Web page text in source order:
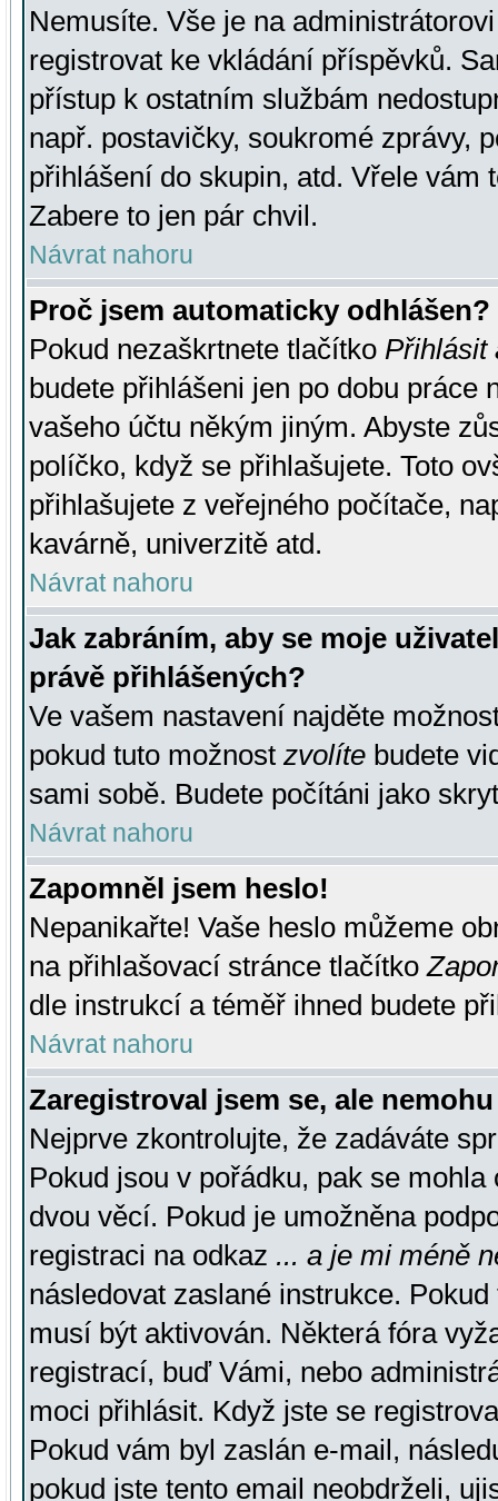
Nemusíte. Vše je na
registrovat ke vkládání příspěvků.
přístup k ostatním službám
např. postavičky, soukromé zprávy,
přihlášení do skupin, atd. Vřele vám
Zabere to jen pár chvil.
Návrat nahoru
Proč jsem automaticky odhlášen?
Pokud nezaškrtnete tlačítko Přihlásit
budete přihlášeni jen po dobu práce
vašeho účtu někým jiným. Abyste
políčko, když se přihlašujete. Toto
přihlašujete z veřejného počítače,
kavárně, univerzitě atd.
Návrat nahoru
Jak zabráním, aby se moje
právě přihlášených?
Ve vašem nastavení najděte
pokud tuto možnost zvolíte budete
sami sobě. Budete počítáni jako
Návrat nahoru
Zapomněl jsem heslo!
Nepanikařte! Vaše heslo můžeme
na přihlašovací stránce tlačítko
dle instrukcí a téměř ihned budete
Návrat nahoru
Zaregistroval jsem se, ale
Nejprve zkontrolujte, že zadáváte
Pokud jsou v pořádku, pak se
dvou věcí. Pokud je umožněna
registraci na odkaz ... a je mi méně
následovat zaslané instrukce.
musí být aktivován. Některá fóra
registrací, buď Vámi, nebo
moci přihlásit. Když jste se
Pokud vám byl zaslán e-mail,
pokud jste tento email neobdrželi,